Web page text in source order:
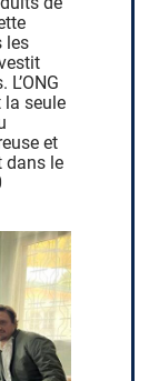
les
la seule
et
dans le